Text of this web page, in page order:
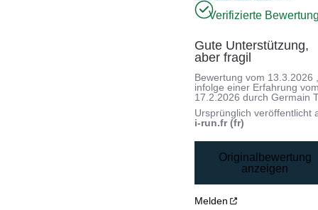
Verifizierte
Gute Unterstützung,
aber fragil
Bewertung vom 13.3.2026
infolge einer Erfahrung
17.2.2026 durchGermain
Ursprünglich veröffentlicht
i-run.fr (fr)
Originalbewertung
anzeigen
Melden